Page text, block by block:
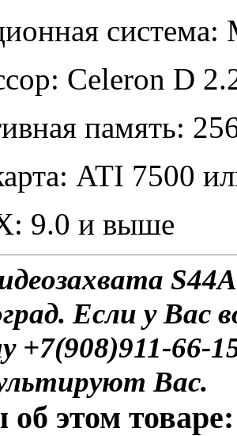
Celeron D
память:
ATI 7500
9.0 и выше
Если у Вас
+7(908)911-
Вас.
этом товаре: